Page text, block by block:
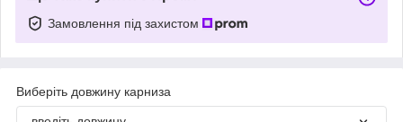
Замовлення під захистом
Виберіть довжину карниза